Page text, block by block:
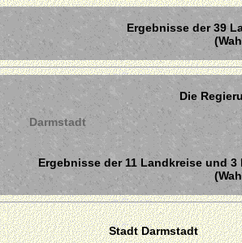
Ergebnisse der 39
Die
Darmstadt
Ergebnisse der 11 Landkreise und
Stadt Darmstadt